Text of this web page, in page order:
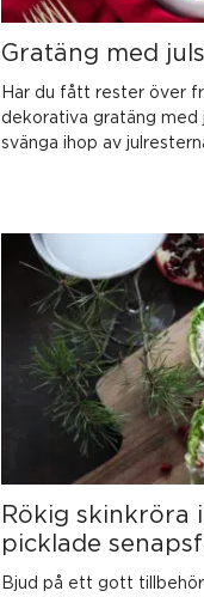
Gratäng med
Har du fått rester över
dekorativa gratäng
svänga ihop av
Rökig skinkröra
picklade
Bjud på ett gott